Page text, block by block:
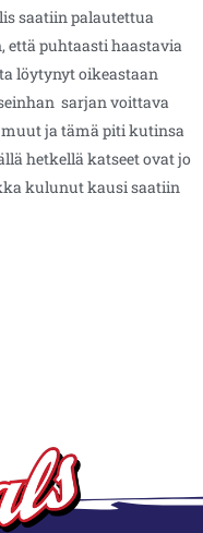
saatiin palautettua
että puhtaasti haastavia
löytynyt oikeastaan
sarjan voittava
ja tämä piti kutinsa
hetkellä katseet ovat jo
kulunut kausi saatiin